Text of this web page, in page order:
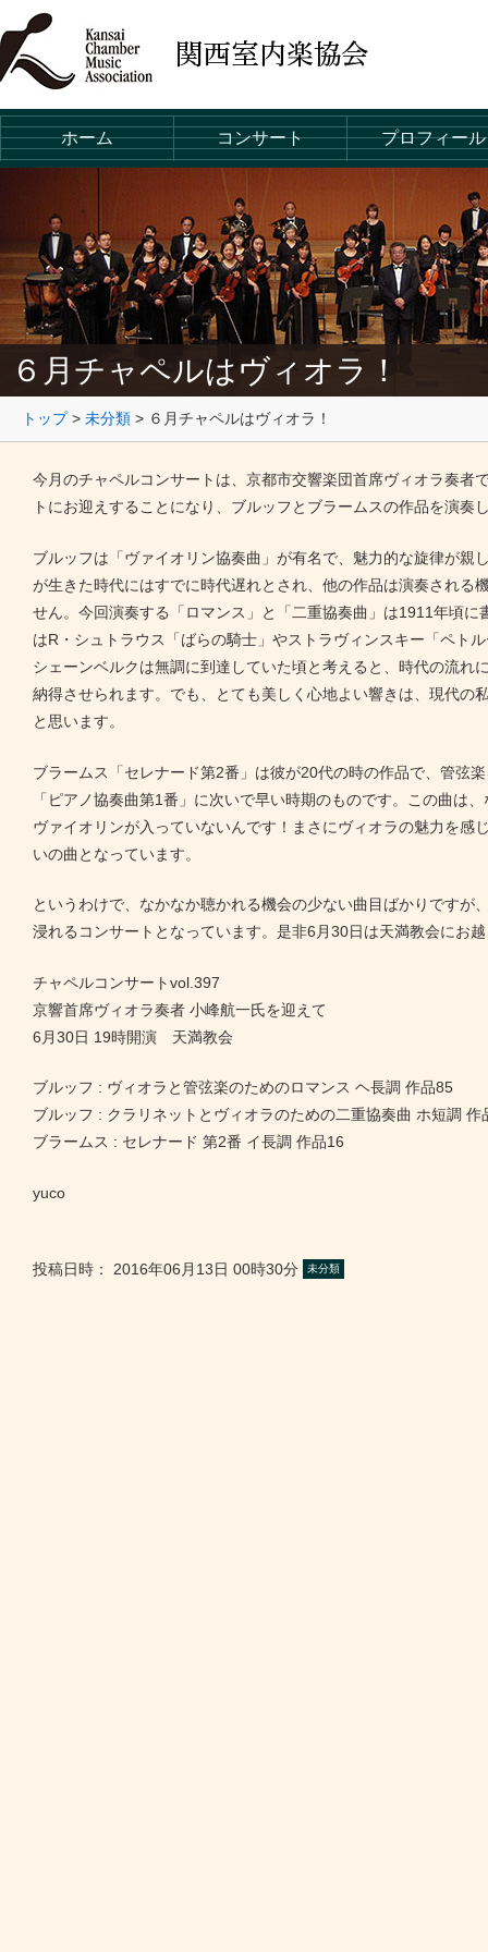
ホーム コンサート プロフィール
６月チャペルはヴィオラ！
トップ> 未分類 > ６月チャペルはヴィオラ！
今月のチャペルコンサートは、京都市交響楽団首席ヴィオラ奏者
トにお迎えすることになり、ブルッフとブラームスの作品を演奏
ブルッフは「ヴァイオリン協奏曲」が有名で、魅力的な旋律が親
が生きた時代にはすでに時代遅れとされ、他の作品は演奏される
せん。今回演奏する「ロマンス」と「二重協奏曲」は1911年頃に
はR・シュトラウス「ばらの騎士」やストラヴィンスキー「ペト
シェーンベルクは無調に到達していた頃と考えると、時代の流れ
納得させられます。でも、とても美しく心地よい響きは、現代の
と思います。
ブラームス「セレナード第2番」は彼が20代の時の作品で、管弦
「ピアノ協奏曲第1番」に次いで早い時期のものです。この曲は
ヴァイオリンが入っていないんです！まさにヴィオラの魅力を感
いの曲となっています。
というわけで、なかなか聴かれる機会の少ない曲目ばかりですが
浸れるコンサートとなっています。是非6月30日は天満教会にお
チャペルコンサートvol.397
京響首席ヴィオラ奏者 小峰航一氏を迎えて
6月30日 19時開演 天満教会
ブルッフ : ヴィオラと管弦楽のためのロマンス ヘ長調 作品85
ブルッフ : クラリネットとヴィオラのための二重協奏曲 ホ短調 作
ブラームス : セレナード 第2番 イ長調 作品16
yuco
投稿日時： 2016年06月13日 00時30分 未分類